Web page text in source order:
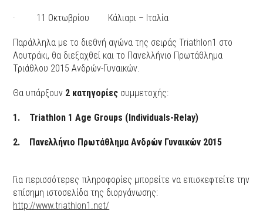
· 11 Οκτωβρίου Κάλιαρι – Ιταλία
Παράλληλα με το διεθνή αγώνα της σειράς Triathlon1 στο
Λουτράκι, θα διεξαχθεί και το Πανελλήνιο Πρωτάθλημα
Τριάθλου 2015 Ανδρών-Γυναικών.
Θα υπάρξουν 2 κατηγορίες συμμετοχής:
1. Triathlon 1 Age Groups (Individuals-Relay)
2. Πανελλήνιο Πρωτάθλημα Ανδρών Γυναικών 2015
Για περισσότερες πληροφορίες μπορείτε να επισκεφτείτε την
επίσημη ιστοσελίδα της διοργάνωσης:
http://www.triathlon1.net/